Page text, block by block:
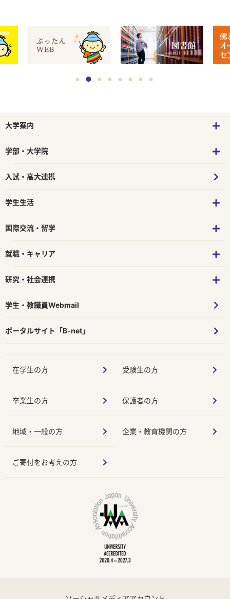
大学案内
学部・大学院
入試・高大連携
学生生活
国際交流・留学
就職・キャリア
研究・社会連携
学生・教職員Webmail
ポータルサイト「B-net」
在学生の方 受験生の方
卒業生の方 保護者の方
地域・一般の方 企業・教育機関の方
ご寄付をお考えの方